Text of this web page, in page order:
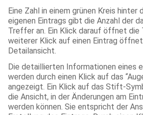
Eine Zahl in einem grünen Kreis hinter
eigenen Eintrags gibt die Anzahl der
Treffer an. Ein Klick darauf öffnet
weiterer Klick auf einen Eintrag
Detailansicht.
Die detaillierten Informationen eines
werden durch einen Klick auf das
angezeigt. Ein Klick auf das Stift-
die Ansicht, in der Änderungen am
werden können. Sie entspricht der